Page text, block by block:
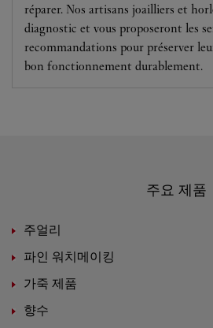
réparer. Nos artisans joailliers et
diagnostic et vous proposeront les
recommandations pour préserver
bon fonctionnement durablement.
주요 제품
주얼리
파인 워치메이킹
가죽 제품
향수